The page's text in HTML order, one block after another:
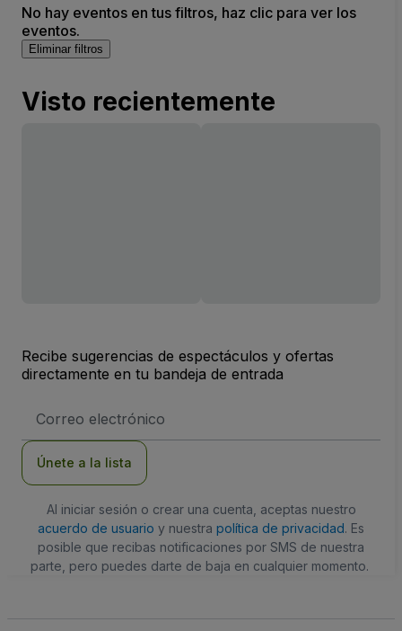
No hay eventos en tus filtros, haz clic para ver los
eventos.
Eliminar filtros
Visto recientemente
Recibe sugerencias de espectáculos y ofertas
directamente en tu bandeja de entrada
de
Únete a la lista
Al iniciar sesión o crear una cuenta, aceptas nuestro
acuerdo de usuario y nuestra política de privacidad. Es
posible que recibas notificaciones por SMS de nuestra
parte, pero puedes darte de baja en cualquier momento.